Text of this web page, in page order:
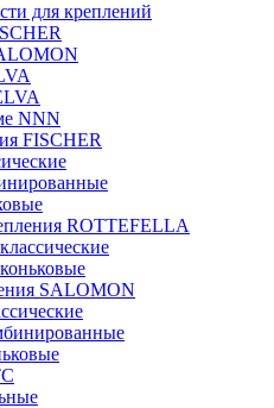
для креплений
NNN
FISCHER
ROTTEFELLA
SALOMON